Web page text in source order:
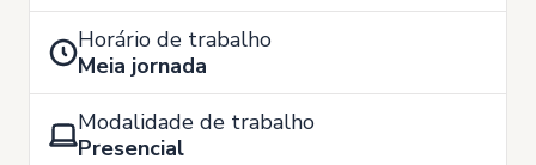
Horário de trabalho
Meia jornada
Modalidade de trabalho
Presencial